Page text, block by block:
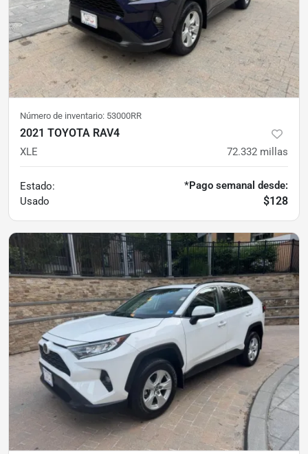
Número de inventario: 53000RR
2021 TOYOTA RAV4
XLE 72.332 millas
Estado:
Usado
*Pago semanal desde:
$128